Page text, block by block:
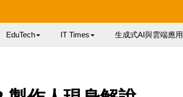
EduTech IT Times 生成式AI與雲端應用